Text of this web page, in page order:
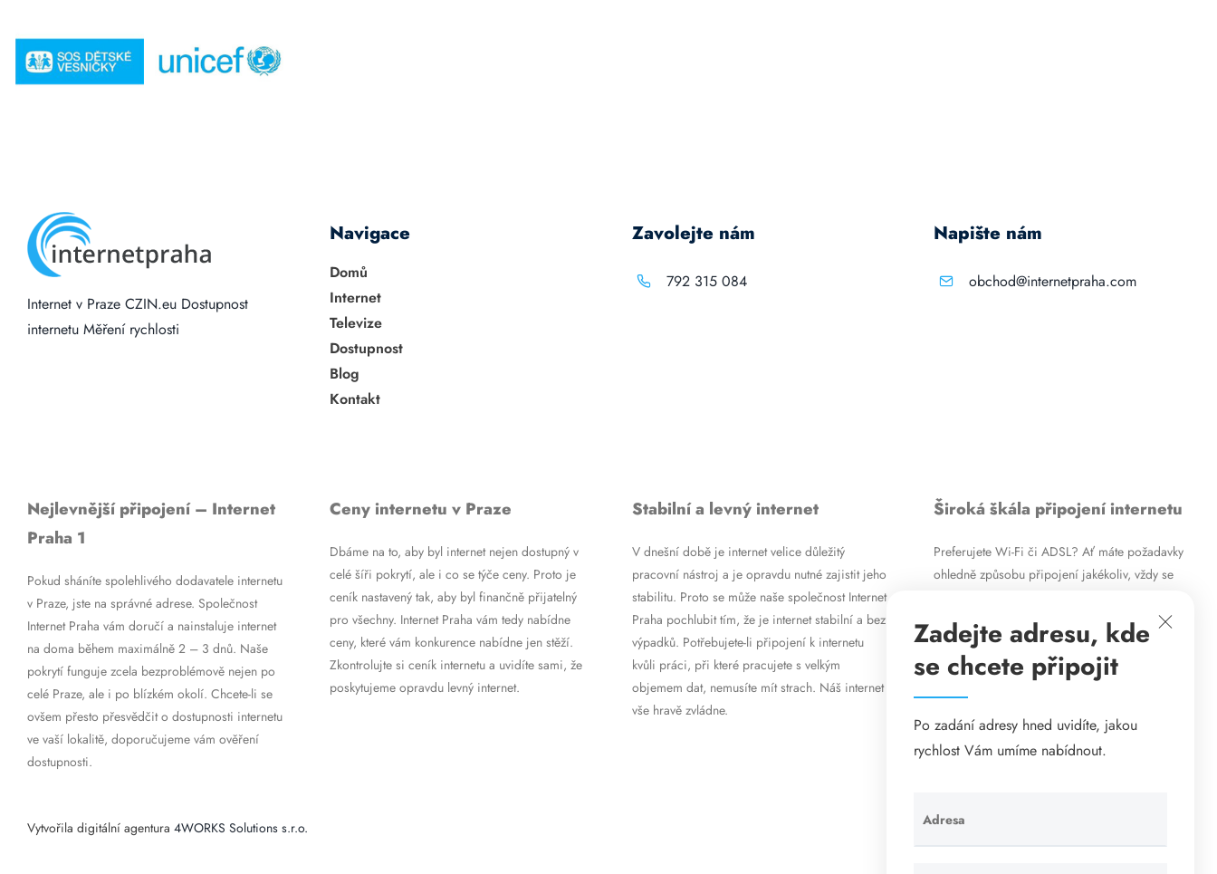
Internet v Praze CZIN.eu Dostupnost
internetu Měření rychlosti
Navigace
Domů
Internet
Televize
Dostupnost
Blog
Kontakt
Zavolejte nám
792 315 084
Napište nám
obchod@internetpraha.com
Nejlevnější připojení – Internet
Praha 1
Pokud sháníte spolehlivého dodavatele internetu
v Praze, jste na správné adrese. Společnost
Internet Praha vám doručí a nainstaluje internet
na doma během maximálně 2 – 3 dnů. Naše
pokrytí funguje zcela bezproblémově nejen po
celé Praze, ale i po blízkém okolí. Chcete-li se
ovšem přesto přesvědčit o dostupnosti internetu
ve vaší lokalitě, doporučujeme vám ověření
dostupnosti.
Ceny internetu v Praze
Dbáme na to, aby byl internet nejen dostupný v
celé šíři pokrytí, ale i co se týče ceny. Proto je
ceník nastavený tak, aby byl finančně přijatelný
pro všechny. Internet Praha vám tedy nabídne
ceny, které vám konkurence nabídne jen stěží.
Zkontrolujte si ceník internetu a uvidíte sami, že
poskytujeme opravdu levný internet.
Stabilní a levný internet
V dnešní době je internet velice důležitý
pracovní nástroj a je opravdu nutné zajistit jeho
stabilitu. Proto se může naše společnost Internet
Praha pochlubit tím, že je internet stabilní a bez
výpadků. Potřebujete-li připojení k internetu
kvůli práci, při které pracujete s velkým
objemem dat, nemusíte mít strach. Náš internet
vše hravě zvládne.
Široká škála připojení internetu
Preferujete Wi-Fi či ADSL? Ať máte požadavky
ohledně způsobu připojení jakékoliv, vždy se
vysokorychlostního ADSL internetu nabízíme
rovněž mobilní internet i levné internetové
připojení prostřednictvím Wi-Fi. Způsob
připojení přizpůsobíme vašim specifickým
Vytvořila digitální agentura 4WORKS Solutions s.r.o.
Zadejte adresu, kde
se chcete připojit
Po zadání adresy hned uvidíte, jakou
rychlost Vám umíme nabídnout.
Adresa
Ponechte
toto pole